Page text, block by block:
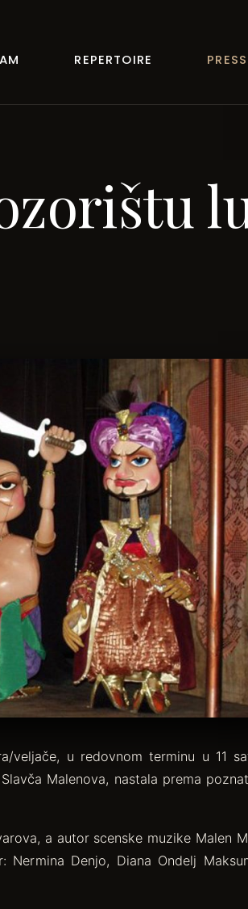
REPERTOIRE PRESS
veljače, u redovnom terminu u 11
Malenova, nastala prema
a autor scenske muzike Malen
Denjo, Diana Ondelj